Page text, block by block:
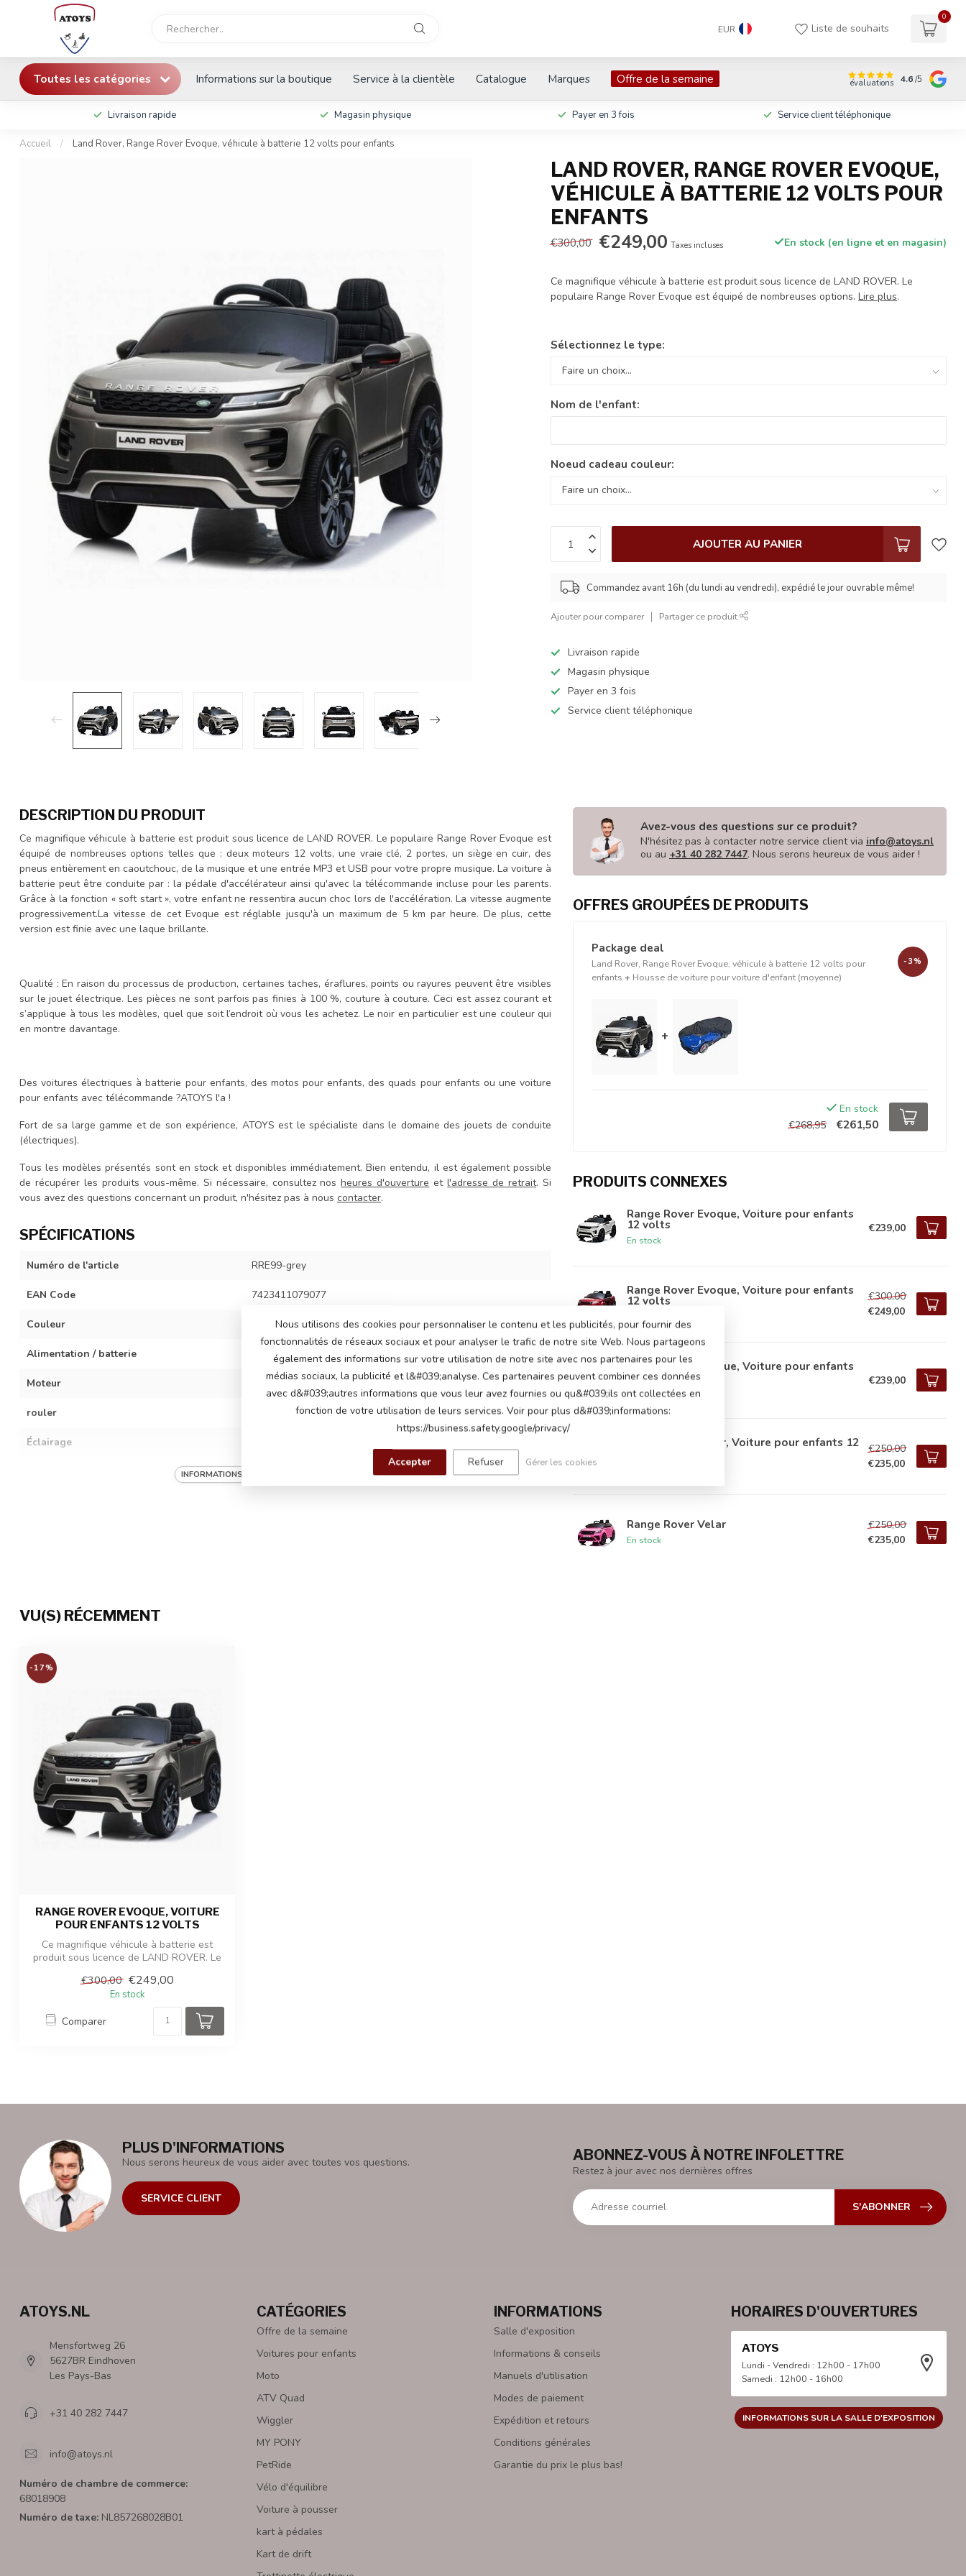
EUR Liste de souhaits
0
Toutes les catégories Informations sur la boutique Service à la clientèle Catalogue Marques Offre de la semaine évaluations 4.6/5
Livraison rapide Magasin physique Payer en 3 fois Service client téléphonique
Accueil / Land Rover, Range Rover Evoque, véhicule à batterie 12 volts pour enfants
LAND ROVER, RANGE ROVER EVOQUE,
VÉHICULE À BATTERIE 12 VOLTS POUR
ENFANTS
€300,00 €249,00 Taxes incluses En stock (en ligne et en magasin)
Ce magnifique véhicule à batterie est produit sous licence de LAND ROVER. Le
populaire Range Rover Evoque est équipé de nombreuses options.Lire plus.
Sélectionnez le type:
Nom de l'enfant:
Noeud cadeau couleur:
AJOUTER AU PANIER
Commandez avant 16h (du lundi au vendredi), expédié le jour ouvrable même!
Ajouter pour comparer Partager ce produit
Livraison rapide
Magasin physique
Payer en 3 fois
Service client téléphonique
DESCRIPTION DU PRODUIT
Ce magnifique véhicule à batterie est produit sous licence de LAND ROVER. Le populaire Range Rover Evoque est
équipé de nombreuses options telles que : deux moteurs 12 volts, une vraie clé, 2 portes, un siège en cuir, des
pneus entièrement en caoutchouc, de la musique et une entrée MP3 et USB pour votre propre musique. La voiture à
batterie peut être conduite par : la pédale d'accélérateur ainsi qu'avec la télécommande incluse pour les parents.
Grâce à la fonction « soft start », votre enfant ne ressentira aucun choc lors de l'accélération. La vitesse augmente
progressivement.La vitesse de cet Evoque est réglable jusqu'à un maximum de 5 km par heure. De plus, cette
version est finie avec une laque brillante.
Qualité : En raison du processus de production, certaines taches, éraflures, points ou rayures peuvent être visibles
sur le jouet électrique. Les pièces ne sont parfois pas finies à 100 %, couture à couture. Ceci est assez courant et
s’applique à tous les modèles, quel que soit l’endroit où vous les achetez. Le noir en particulier est une couleur qui
en montre davantage.
Des voitures électriques à batterie pour enfants, des motos pour enfants, des quads pour enfants ou une voiture
pour enfants avec télécommande ?ATOYS l'a !
Fort de sa large gamme et de son expérience, ATOYS est le spécialiste dans le domaine des jouets de conduite
(électriques).
Tous les modèles présentés sont en stock et disponibles immédiatement. Bien entendu, il est également possible
de récupérer les produits vous-même. Si nécessaire, consultez nosheures d'ouverture etl'adresse de retrait. Si
vous avez des questions concernant un produit, n'hésitez pas à nous contacter.
SPÉCIFICATIONS
Numéro de l'article RRE99-grey
EAN Code 7423411079077
Couleur
Alimentation / batterie Batterie 12 volts 7Ah
Moteur 2 moteurs 12 volts, un moteur sur chaque roue arrière
rouler 3 vitesses réglables jusqu'à 5 km par heure
Éclairage
Son du moteur au démarrage, boutons de klaxon et de
musique, lecture d'histoires à haute voix, module de musique
Télécommande
Temps de charge et temps de jeu
Nombre de places
Dimensions du produit
Dimensions du colis
Poids du produit/emballage
INFORMATIONS SUR LA SALLE D&#039;EXPOSITION
Avez-vous des questions sur ce produit?
N'hésitez pas à contacter notre service client via info@atoys.nl
ou au +31 40 282 7447. Nous serons heureux de vous aider !
OFFRES GROUPÉES DE PRODUITS
Package deal
Land Rover, Range Rover Evoque, véhicule à batterie 12 volts pour
enfants + Housse de voiture pour voiture d'enfant (moyenne)
-3%
+
En stock
€268,95
€261,50
PRODUITS CONNEXES
Range Rover Evoque, Voiture pour enfants
12 volts
En stock
€239,00
Range Rover Evoque, Voiture pour enfants
12 volts
€300,00
€249,00
Range Rover Evoque, Voiture pour enfants
12 volts
En stock
€239,00
Range Rover Velar, Voiture pour enfants 12
€250,00
€235,00
Range Rover Velar
En stock
€250,00
€235,00
VU(S) RÉCEMMENT
-17%
RANGE ROVER EVOQUE, VOITURE
POUR ENFANTS 12 VOLTS
Ce magnifique véhicule à batterie est
produit sous licence de LAND ROVER. Le
€300,00 €249,00
En stock
Comparer
PLUS D'INFORMATIONS
Nous serons heureux de vous aider avec toutes vos questions.
SERVICE CLIENT
ABONNEZ-VOUS À NOTRE INFOLETTRE
Restez à jour avec nos dernières offres
S'ABONNER
ATOYS.NL
Mensfortweg 26
5627BR Eindhoven
Les Pays-Bas
+31 40 282 7447
info@atoys.nl
Numéro de chambre de commerce:
68018908
Numéro de taxe: NL857268028B01
CATÉGORIES
Offre de la semaine
Voitures pour enfants
Moto
ATV Quad
Wiggler
MY PONY
PetRide
Vélo d'équilibre
Voiture à pousser
kart à pédales
Kart de drift
INFORMATIONS
Salle d'exposition
Informations & conseils
Manuels d'utilisation
Modes de paiement
Expédition et retours
Conditions générales
Garantie du prix le plus bas!
HORAIRES D'OUVERTURES
ATOYS
Lundi - Vendredi : 12h00 - 17h00
Samedi : 12h00 - 16h00
INFORMATIONS SUR LA SALLE D'EXPOSITION
Nous utilisons des cookies pour personnaliser le contenu et les publicités, pour fournir des
fonctionnalités de réseaux sociaux et pour analyser le trafic de notre site Web. Nous partageons
également des informations sur votre utilisation de notre site avec nos partenaires pour les
médias sociaux, la publicité et l&#039;analyse. Ces partenaires peuvent combiner ces données
avec d&#039;autres informations que vous leur avez fournies ou qu&#039;ils ont collectées en
fonction de votre utilisation de leurs services. Voir pour plus d&#039;informations:
https://business.safety.google/privacy/
Accepter Refuser Gérer les cookies